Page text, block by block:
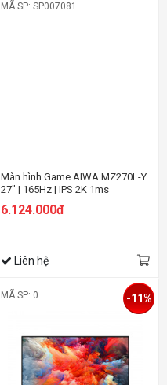
MÃ SP: SP007081
Màn hình Game AIWA MZ270L-Y
27" | 165Hz | IPS 2K 1ms
6.124.000đ
Liên hệ
MÃ SP: 0 -11%